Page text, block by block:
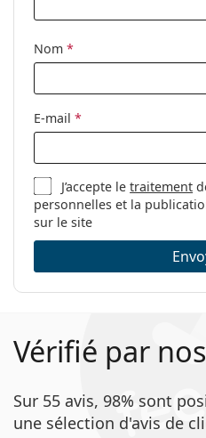
nettoyage:
Sexe:
Catégorie:
Marque:
Marc
Code:
537 807
Nom *
E-mail *
J’accepte letraitement
personnelles et la
sur le site
Vérifié par
Sur 55 avis, 98% sont
une sélection d'avis de